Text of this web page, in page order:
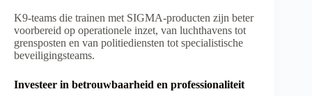
K9-teams die trainen met SIGMA-producten zijn beter
voorbereid op operationele inzet, van luchthavens tot
grensposten en van politiediensten tot specialistische
beveiligingsteams.
Investeer in betrouwbaarheid en professionaliteit